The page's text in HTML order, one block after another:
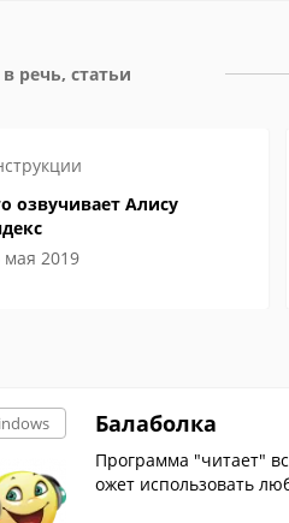
в речь, статьи
озвучивает Алису
мая 2019
Балаболка
Программа "читает"
ожет использовать